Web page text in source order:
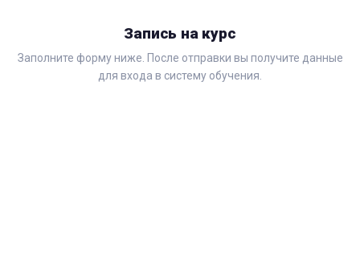
Запись на курс
Заполните форму ниже. После отправки вы получите данные
для входа в систему обучения.